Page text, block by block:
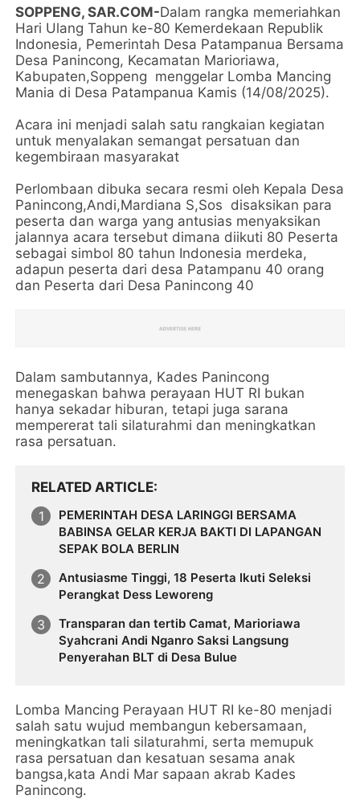
SOPPENG, SAR.COM-Dalam rangka memeriahkan
Hari Ulang Tahun ke-80 Kemerdekaan Republik
Indonesia, Pemerintah Desa Patampanua Bersama
Desa Panincong, Kecamatan Marioriawa,
Kabupaten,Soppeng menggelar Lomba Mancing
Mania di Desa Patampanua Kamis (14/08/2025).
Acara ini menjadi salah satu rangkaian kegiatan
untuk menyalakan semangat persatuan dan
kegembiraan masyarakat
Perlombaan dibuka secara resmi oleh Kepala Desa
Panincong,Andi,Mardiana S,Sos disaksikan para
peserta dan warga yang antusias menyaksikan
jalannya acara tersebut dimana diikuti 80 Peserta
sebagai simbol 80 tahun Indonesia merdeka,
adapun peserta dari desa Patampanu 40 orang
dan Peserta dari Desa Panincong 40
Dalam sambutannya, Kades Panincong
menegaskan bahwa perayaan HUT RI bukan
hanya sekadar hiburan, tetapi juga sarana
mempererat tali silaturahmi dan meningkatkan
rasa persatuan.
RELATED ARTICLE
PEMERINTAH DESA LARINGGI BERSAMA
BABINSA GELAR KERJA BAKTI DI LAPANGAN
SEPAK BOLA BERLIN
Antusiasme Tinggi, 18 Peserta Ikuti Seleksi
Perangkat Dess Leworeng
Transparan dan tertib Camat, Marioriawa
Syahcrani Andi Nganro Saksi Langsung
Penyerahan BLT di Desa Bulue
Lomba Mancing Perayaan HUT RI ke-80 menjadi
salah satu wujud membangun kebersamaan,
meningkatkan tali silaturahmi, serta memupuk
rasa persatuan dan kesatuan sesama anak
bangsa,kata Andi Mar sapaan akrab Kades
Panincong.